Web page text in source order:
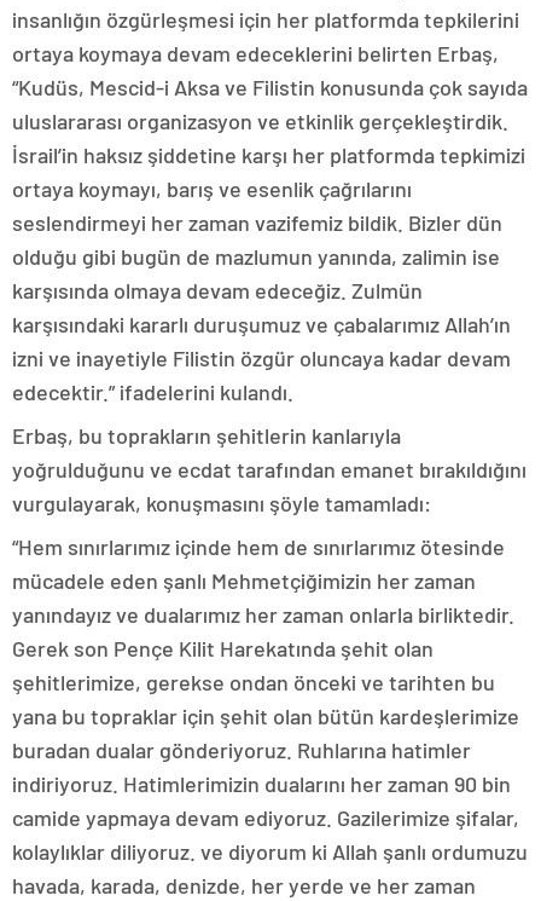
insanlığın özgürleşmesi için her platformda tepkilerini
ortaya koymaya devam edeceklerini belirten Erbaş,
“Kudüs, Mescid-i Aksa ve Filistin konusunda çok sayıda
uluslararası organizasyon ve etkinlik gerçekleştirdik.
İsrail’in haksız şiddetine karşı her platformda tepkimizi
ortaya koymayı, barış ve esenlik çağrılarını
seslendirmeyi her zaman vazifemiz bildik. Bizler dün
olduğu gibi bugün de mazlumun yanında, zalimin ise
karşısında olmaya devam edeceğiz. Zulmün
karşısındaki kararlı duruşumuz ve çabalarımız Allah’ın
izni ve inayetiyle Filistin özgür oluncaya kadar devam
edecektir.” ifadelerini kulandı.
Erbaş, bu toprakların şehitlerin kanlarıyla
yoğrulduğunu ve ecdat tarafından emanet bırakıldığını
vurgulayarak, konuşmasını şöyle tamamladı:
“Hem sınırlarımız içinde hem de sınırlarımız ötesinde
mücadele eden şanlı Mehmetçiğimizin her zaman
yanındayız ve dualarımız her zaman onlarla birliktedir.
Gerek son Pençe Kilit Harekatında şehit olan
şehitlerimize, gerekse ondan önceki ve tarihten bu
yana bu topraklar için şehit olan bütün kardeşlerimize
buradan dualar gönderiyoruz. Ruhlarına hatimler
indiriyoruz. Hatimlerimizin dualarını her zaman 90 bin
camide yapmaya devam ediyoruz. Gazilerimize şifalar,
kolaylıklar diliyoruz. ve diyorum ki Allah şanlı ordumuzu
havada, karada, denizde, her yerde ve her zaman